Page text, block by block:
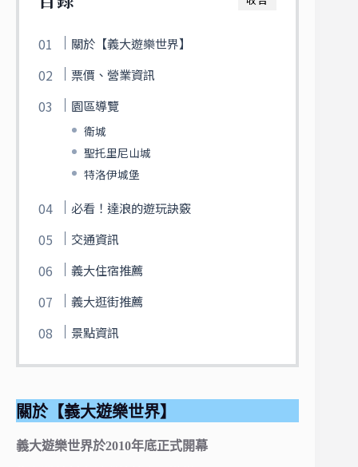
關於【義大遊樂世界】
票價、營業資訊
園區導覽
衛城
聖托里尼山城
特洛伊城堡
必看！達浪的遊玩訣竅
交通資訊
義大住宿推薦
義大逛街推薦
景點資訊
關於【義大遊樂世界】
義大遊樂世界於2010年底正式開幕